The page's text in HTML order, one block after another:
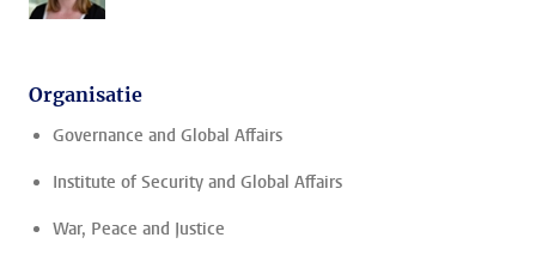
Organisatie
Governance and Global Affairs
Institute of Security and Global Affairs
War, Peace and Justice